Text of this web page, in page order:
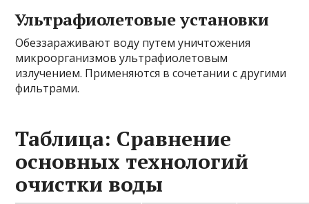
Ультрафиолетовые установки
Обеззараживают воду путем уничтожения
микроорганизмов ультрафиолетовым
излучением. Применяются в сочетании с другими
фильтрами.
Таблица: Сравнение
основных технологий
очистки воды